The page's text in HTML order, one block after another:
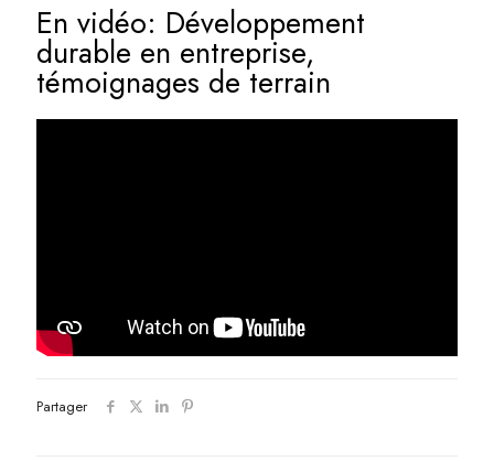
En vidéo: Développement
durable en entreprise,
témoignages de terrain
Partager